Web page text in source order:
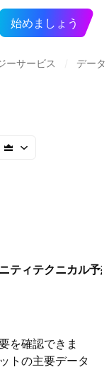
始めましょう
ーサービス データ
ティテクニカル予
を確認できま
トの主要データ